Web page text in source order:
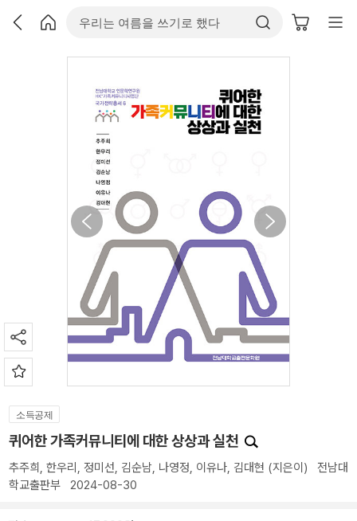
소득공제
퀴어한 가족커뮤니티에 대한 상상과 실천
추주희 , 한우리 , 정미선, 김순남, 나영정, 이유나, 김대현 (지은이) 전남대
학교출판부 2024-08-30